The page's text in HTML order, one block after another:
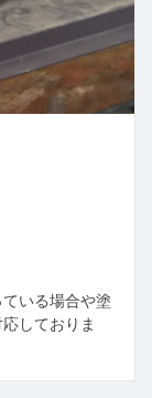
いる場合や塗
しておりま